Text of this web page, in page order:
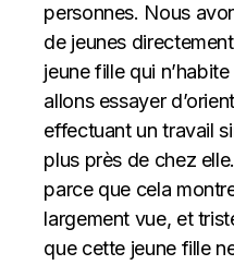
personnes. Nous
de jeunes
jeune fille qui
allons essayer
effectuant un travail
plus près de chez
parce que cela
largement vue, et
que cette jeune fille